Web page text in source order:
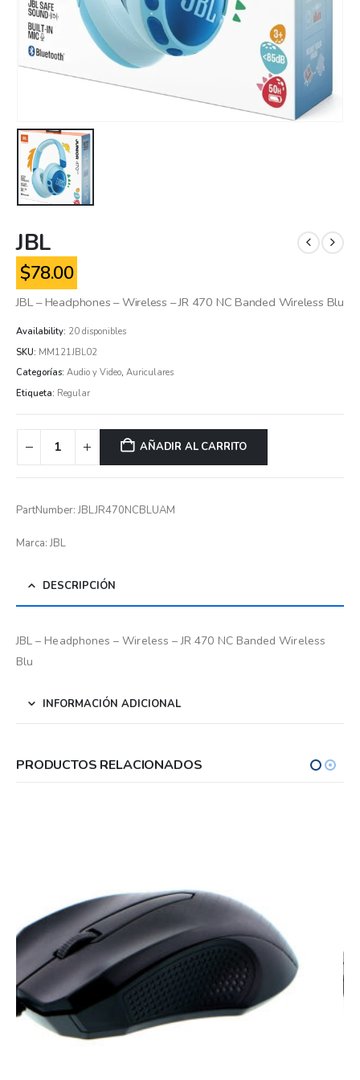
JBL
$78.00
JBL – Headphones – Wireless – JR 470 NC Banded Wireless Blu
Availability: 20 disponibles
SKU: MM121JBL02
Categorías: Audio y Video, Auriculares
Etiqueta: Regular
AÑADIR AL CARRITO
PartNumber: JBLJR470NCBLUAM
Marca: JBL
DESCRIPCIÓN
JBL – Headphones – Wireless – JR 470 NC Banded Wireless
Blu
INFORMACIÓN ADICIONAL
PRODUCTOS RELACIONADOS